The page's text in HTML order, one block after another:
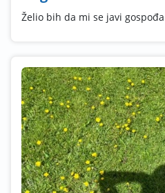
Želio bih da mi se javi